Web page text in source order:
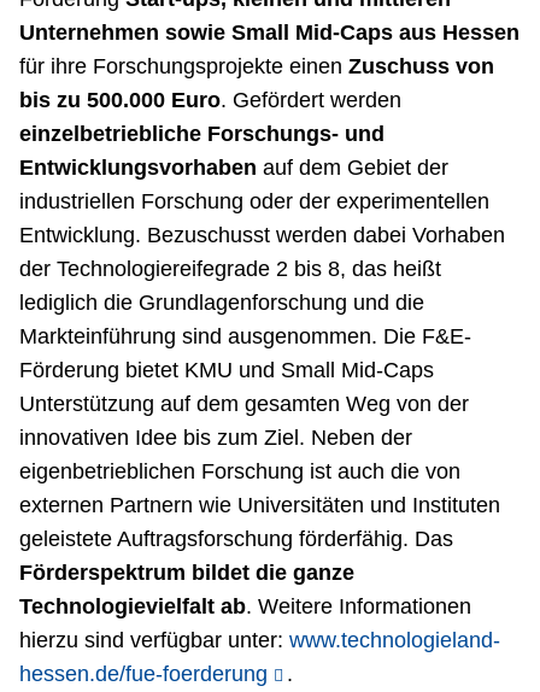
Unternehmen sowie Small Mid-Caps aus Hessen
für ihre Forschungsprojekte einen Zuschuss von
bis zu 500.000 Euro. Gefördert werden
einzelbetriebliche Forschungs- und
Entwicklungsvorhaben auf dem Gebiet der
industriellen Forschung oder der experimentellen
Entwicklung. Bezuschusst werden dabei Vorhaben
der Technologiereifegrade 2 bis 8, das heißt
lediglich die Grundlagenforschung und die
Markteinführung sind ausgenommen. Die F&E-
Förderung bietet KMU und Small Mid-Caps
Unterstützung auf dem gesamten Weg von der
innovativen Idee bis zum Ziel. Neben der
eigenbetrieblichen Forschung ist auch die von
externen Partnern wie Universitäten und Instituten
geleistete Auftragsforschung förderfähig. Das
Förderspektrum bildet die ganze
Technologievielfalt ab. Weitere Informationen
hierzu sind verfügbar unter: www.technologieland-
hessen.de/fue-foerderung
.